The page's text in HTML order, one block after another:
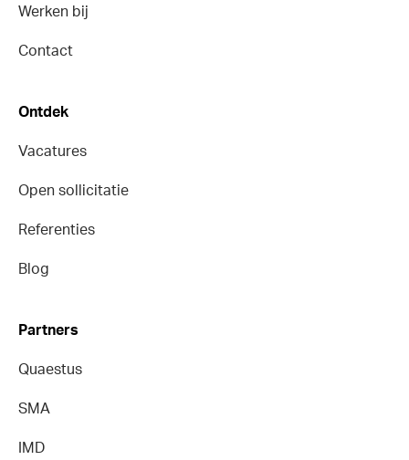
Werken bij
Contact
Ontdek
Vacatures
Open sollicitatie
Referenties
Blog
Partners
Quaestus
SMA
IMD